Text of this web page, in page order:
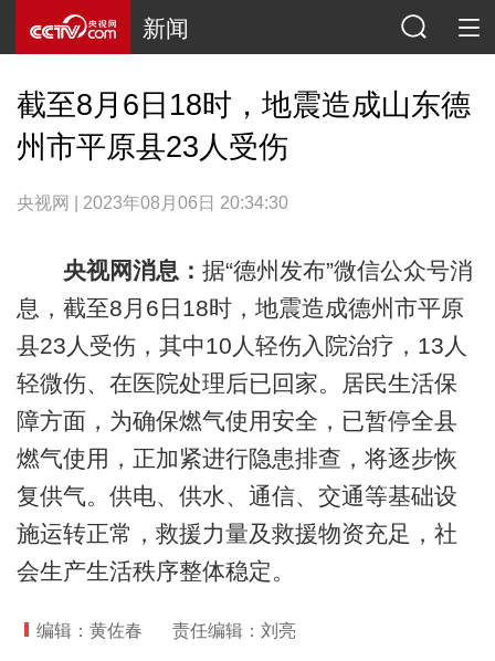
新闻
截至8月6日18时，地震造成山东德
州市平原县23人受伤
央视网 | 2023年08月06日 20:34:30
央视网消息： 据“德州发布”微信公众号消
息，截至8月6日18时，地震造成德州市平原
县23人受伤，其中10人轻伤入院治疗，13人
轻微伤、在医院处理后已回家。居民生活保
障方面，为确保燃气使用安全，已暂停全县
燃气使用，正加紧进行隐患排查，将逐步恢
复供气。供电、供水、通信、交通等基础设
施运转正常，救援力量及救援物资充足，社
会生产生活秩序整体稳定。
编辑：黄佐春 责任编辑：刘亮